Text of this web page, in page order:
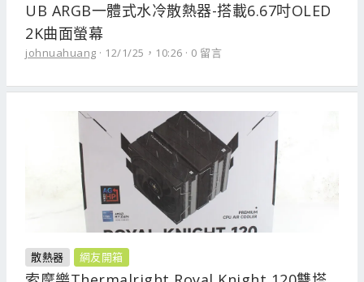
UB ARGB一體式水冷散熱器-搭載6.67吋OLED
2K曲面螢幕
johnuahuang 12/1/25，10:26 0 留言
散熱器 網友開箱